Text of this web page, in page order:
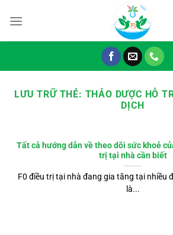
đến
LƯU TRỮ THẺ: THẢO DƯỢC HỖ
DỊCH
Tất cả hướng dẫn về theo dõi sức khoẻ
trị tại nhà cần biết
F0 điều trị tại nhà đang gia tăng tại nhiều
là...